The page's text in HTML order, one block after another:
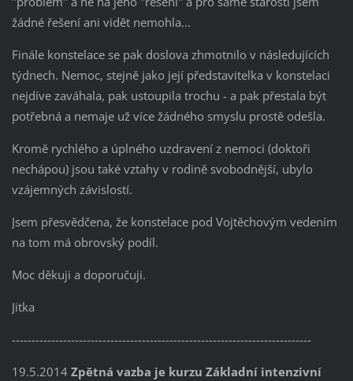
žádné řešení ani vidět nemohla...
Finále konstelace se pak doslova zhmotnilo v následujících
týdnech. Nemoc, stejně jako její představitelka v konstelaci
nejdíve zaváhala, pak ustoupila trochu - a pak přestala být
potřebná a nemaje už více žádného smyslu prostě odešla.
Kromě rychlého a úplného uzdravení z nemoci (doktoři
nechápou) jsou také vztahy v rodině svobodnější, ubylo
vzájemných závislostí.
Jsem přesvědčena, že konstelace pod Vojtěchovým vedením
na tom má obrovský podíl.
Moc děkuji a doporučuji.
Jitka
----------------------------------------------------------------------------
19.5.2014 Zpětná vazba je kurzu Základní intenzivní